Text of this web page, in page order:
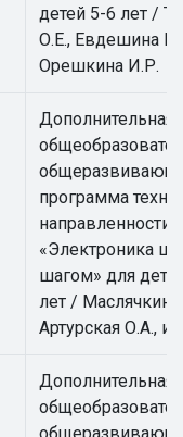
детей 5-6 лет /
О.Е., Евдешина
Орешкина И.Р.
Дополнительная
программа
направленности
«Электроника
шагом» для
лет / Маслячкина
Артурская О.А., и
Дополнительная